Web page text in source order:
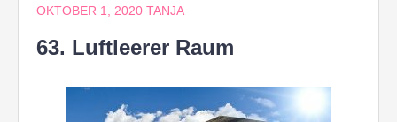
OKTOBER 1, 2020 TANJA
63. Luftleerer Raum